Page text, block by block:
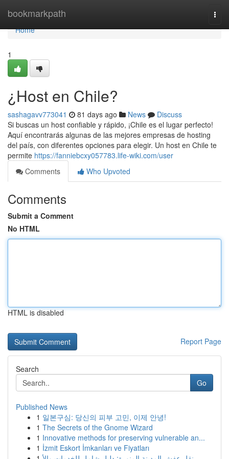
bookmarkpath
Home
Home
1
¿Host en Chile?
sashagavv773041 81 days ago News
Discuss
Si buscas un host confiable y rápido, ¡Chile es el lugar perfecto!
Aquí encontrarás algunas de las mejores empresas de hosting
del país, con diferentes opciones para elegir. Un host en Chile te
permite https://fanniebcxy057783.life-wiki.com/user
Comments
Who Upvoted
Comments
Submit a Comment
No HTML
HTML is disabled
Report Page
Search
Go
Published News
1 일본구심: 당신의 피부 고민, 이제 안녕!
1 The Secrets of the Gnome Wizard
1 Innovative methods for preserving vulnerable an...
1 İzmit Eskort İmkanları ve Fiyatları